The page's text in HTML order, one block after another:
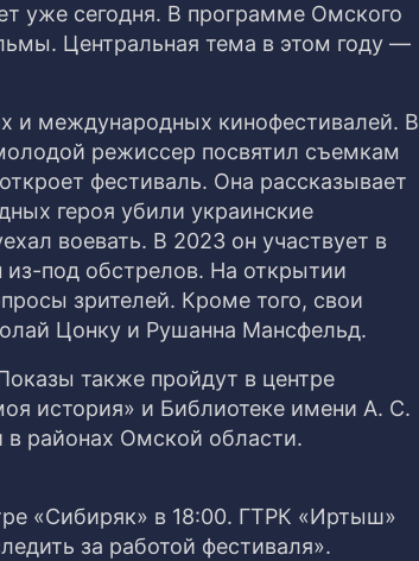
уже сегодня. В программе Омского
Центральная тема в этом году —
и международных кинофестивалей. В
режиссер посвятил съемкам
фестиваль. Она рассказывает
героя убили украинские
воевать. В 2023 он участвует в
под обстрелов. На открытии
зрителей. Кроме того, свои
Цонку и Рушанна Мансфельд.
также пройдут в центре
история» и Библиотеке имени А. С.
районах Омской области.
«Сибиряк» в 18:00. ГТРК «Иртыш»
за работой фестиваля».